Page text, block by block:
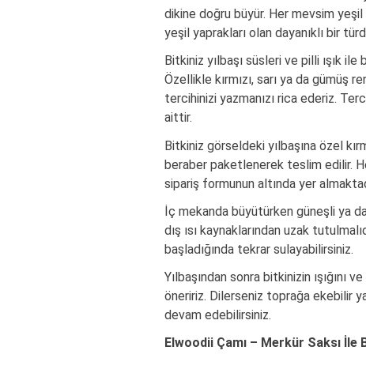
dikine doğru büyür. Her mevsim
yeşil yaprakları olan dayanıklı bir
Bitkiniz yılbaşı süsleri ve pilli ışık
Özellikle kırmızı, sarı ya da gümüş
tercihinizi yazmanızı rica ederiz.
aittir.
Bitkiniz görseldeki yılbaşına özel
beraber paketlenerek teslim edilir.
sipariş formunun altında yer
İç mekanda büyütürken güneşli ya
dış ısı kaynaklarından uzak
başladığında tekrar sulayabilirsiniz.
Yılbaşından sonra bitkinizin ışığını
öneririz. Dilerseniz toprağa ekebilir
devam edebilirsiniz.
Elwoodii Çamı – Merkür Saksı İle